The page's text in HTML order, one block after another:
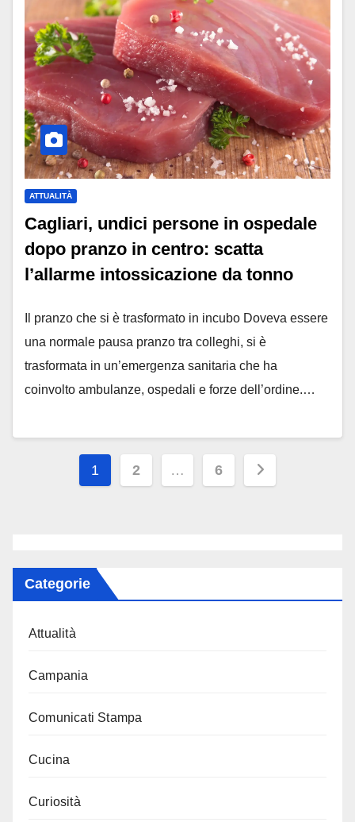
ATTUALITÀ
Cagliari, undici persone in ospedale
dopo pranzo in centro: scatta
l’allarme intossicazione da tonno
Il pranzo che si è trasformato in incubo Doveva essere
una normale pausa pranzo tra colleghi, si è
trasformata in un’emergenza sanitaria che ha
coinvolto ambulanze, ospedali e forze dell’ordine.…
Paginazione
1 2 … 6
Categorie
Attualità
Campania
Comunicati Stampa
Cucina
Curiosità